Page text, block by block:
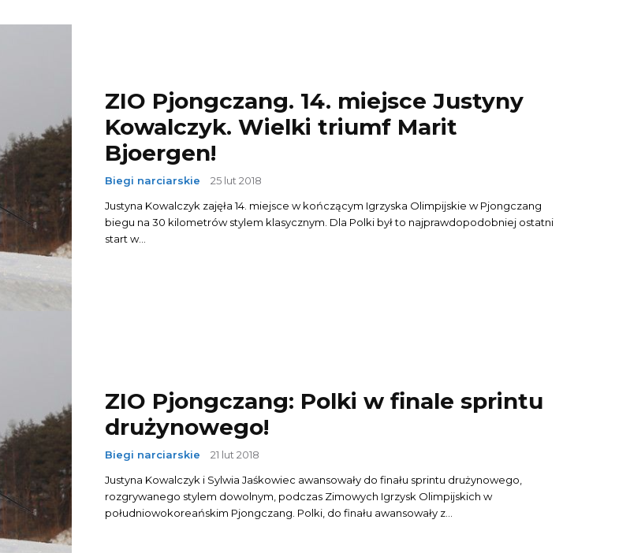
ZIO Pjongczang. 14. miejsce Justyny
Kowalczyk. Wielki triumf Marit
Bjoergen!
Biegi narciarskie
25 lut 2018
Justyna Kowalczyk zajęła 14. miejsce w kończącym Igrzyska Olimpijskie w Pjongczang
biegu na 30 kilometrów stylem klasycznym. Dla Polki był to najprawdopodobniej ostatni
start w...
ZIO Pjongczang: Polki w finale sprintu
drużynowego!
Biegi narciarskie
21 lut 2018
Justyna Kowalczyk i Sylwia Jaśkowiec awansowały do finału sprintu drużynowego,
rozgrywanego stylem dowolnym, podczas Zimowych Igrzysk Olimpijskich w
południowokoreańskim Pjongczang. Polki, do finału awansowały z...